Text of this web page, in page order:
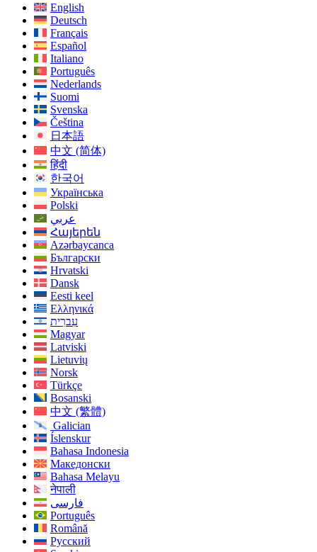
English
Deutsch
Français
Español
Italiano
Português
Nederlands
Suomi
Svenska
Čeština
日本語
中文 (简体)
हिंदी
한국어
Українська
Polski
عربي
Հայերեն
Azərbaycanca
Български
Hrvatski
Dansk
Eesti keel
Ελληνικά
עִברִית
Magyar
Latviski
Lietuvių
Norsk
Türkçe
Bosanski
中文 (繁體)
Galician
Íslenskur
Bahasa Indonesia
Македонски
Bahasa Melayu
नेपाली
فارسی
Português
Română
Русский